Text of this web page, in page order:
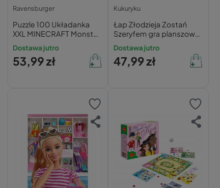
Ravensburger
Puzzle 100 Układanka
XXL MINECRAFT Monster
Gra Pixel Gamer 6+
Ravensburger
Dostawa jutro
53,99 zł
Kukuryku
Łap Złodzieja Zostań
Szeryfem gra planszowa
Kukuryku
Dostawa jutro
47,99 zł